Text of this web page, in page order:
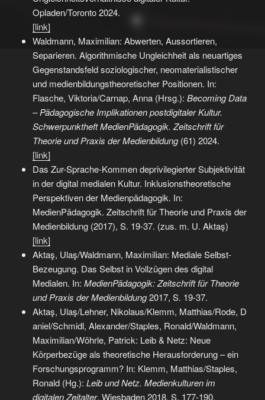
Opladen/Toronto 2024.
[link]
Waldmann, Maximilian: Abwerten, Aussortieren,
Separieren. Algorithmische Ungleichheit als neuartiges
Gegenstandsfeld soziologischer, neomaterialistischer
und medienbildungstheoretischer Positionen. In:
Flasche, Viktoria/Carnap, Anna (Hrsg.): Becoming Data
– Pädagogische Implikationen postdigitaler Kultur.
Schwerpunktheft MedienPädagogik. Zeitschrift für
Theorie und Praxis der Medienbildung(61) 2024.
[link]
Das Zur-Sprache-Kommen deprivilegierter Subjektivität
in der digital medialen Kultur. Inklusionstheoretische
Perspektiven der Medienpädagogik. In:
MedienPädagogik. Zeitschrift für Theorie und Praxis der
Medienbildung (2017), S. 19-37. (zus. m. U. Aktaş)
[link]
Aktaş, Ulaş/Waldmann, Maximilian: Mediale Selbst-
Bezeugung. Das Selbst in Vollzügen des digital
Medialen. In: MedienPädagogik: Zeitschrift für Theorie
und Praxis der Medienbildung2017, S. 19-37.
Aktaş, Ulaş/Lehner, Nikolaus/Klemm, Matthias/Rode, D
aniel/Schmidl, Alexander/Staples, Ronald/Waldmann,
Maximilian/Wöhrle, Patrick: Leib & Netz: Neue
Körperbezüge als theoretische Herausforderung – ein
Forschungsprogramm? In: Klemm, Matthias/Staples,
Ronald (Hg.): Leib und Netz. Medienkulturen im
digitalen Zeitalter. Wiesbaden 2018, S. 177-190.